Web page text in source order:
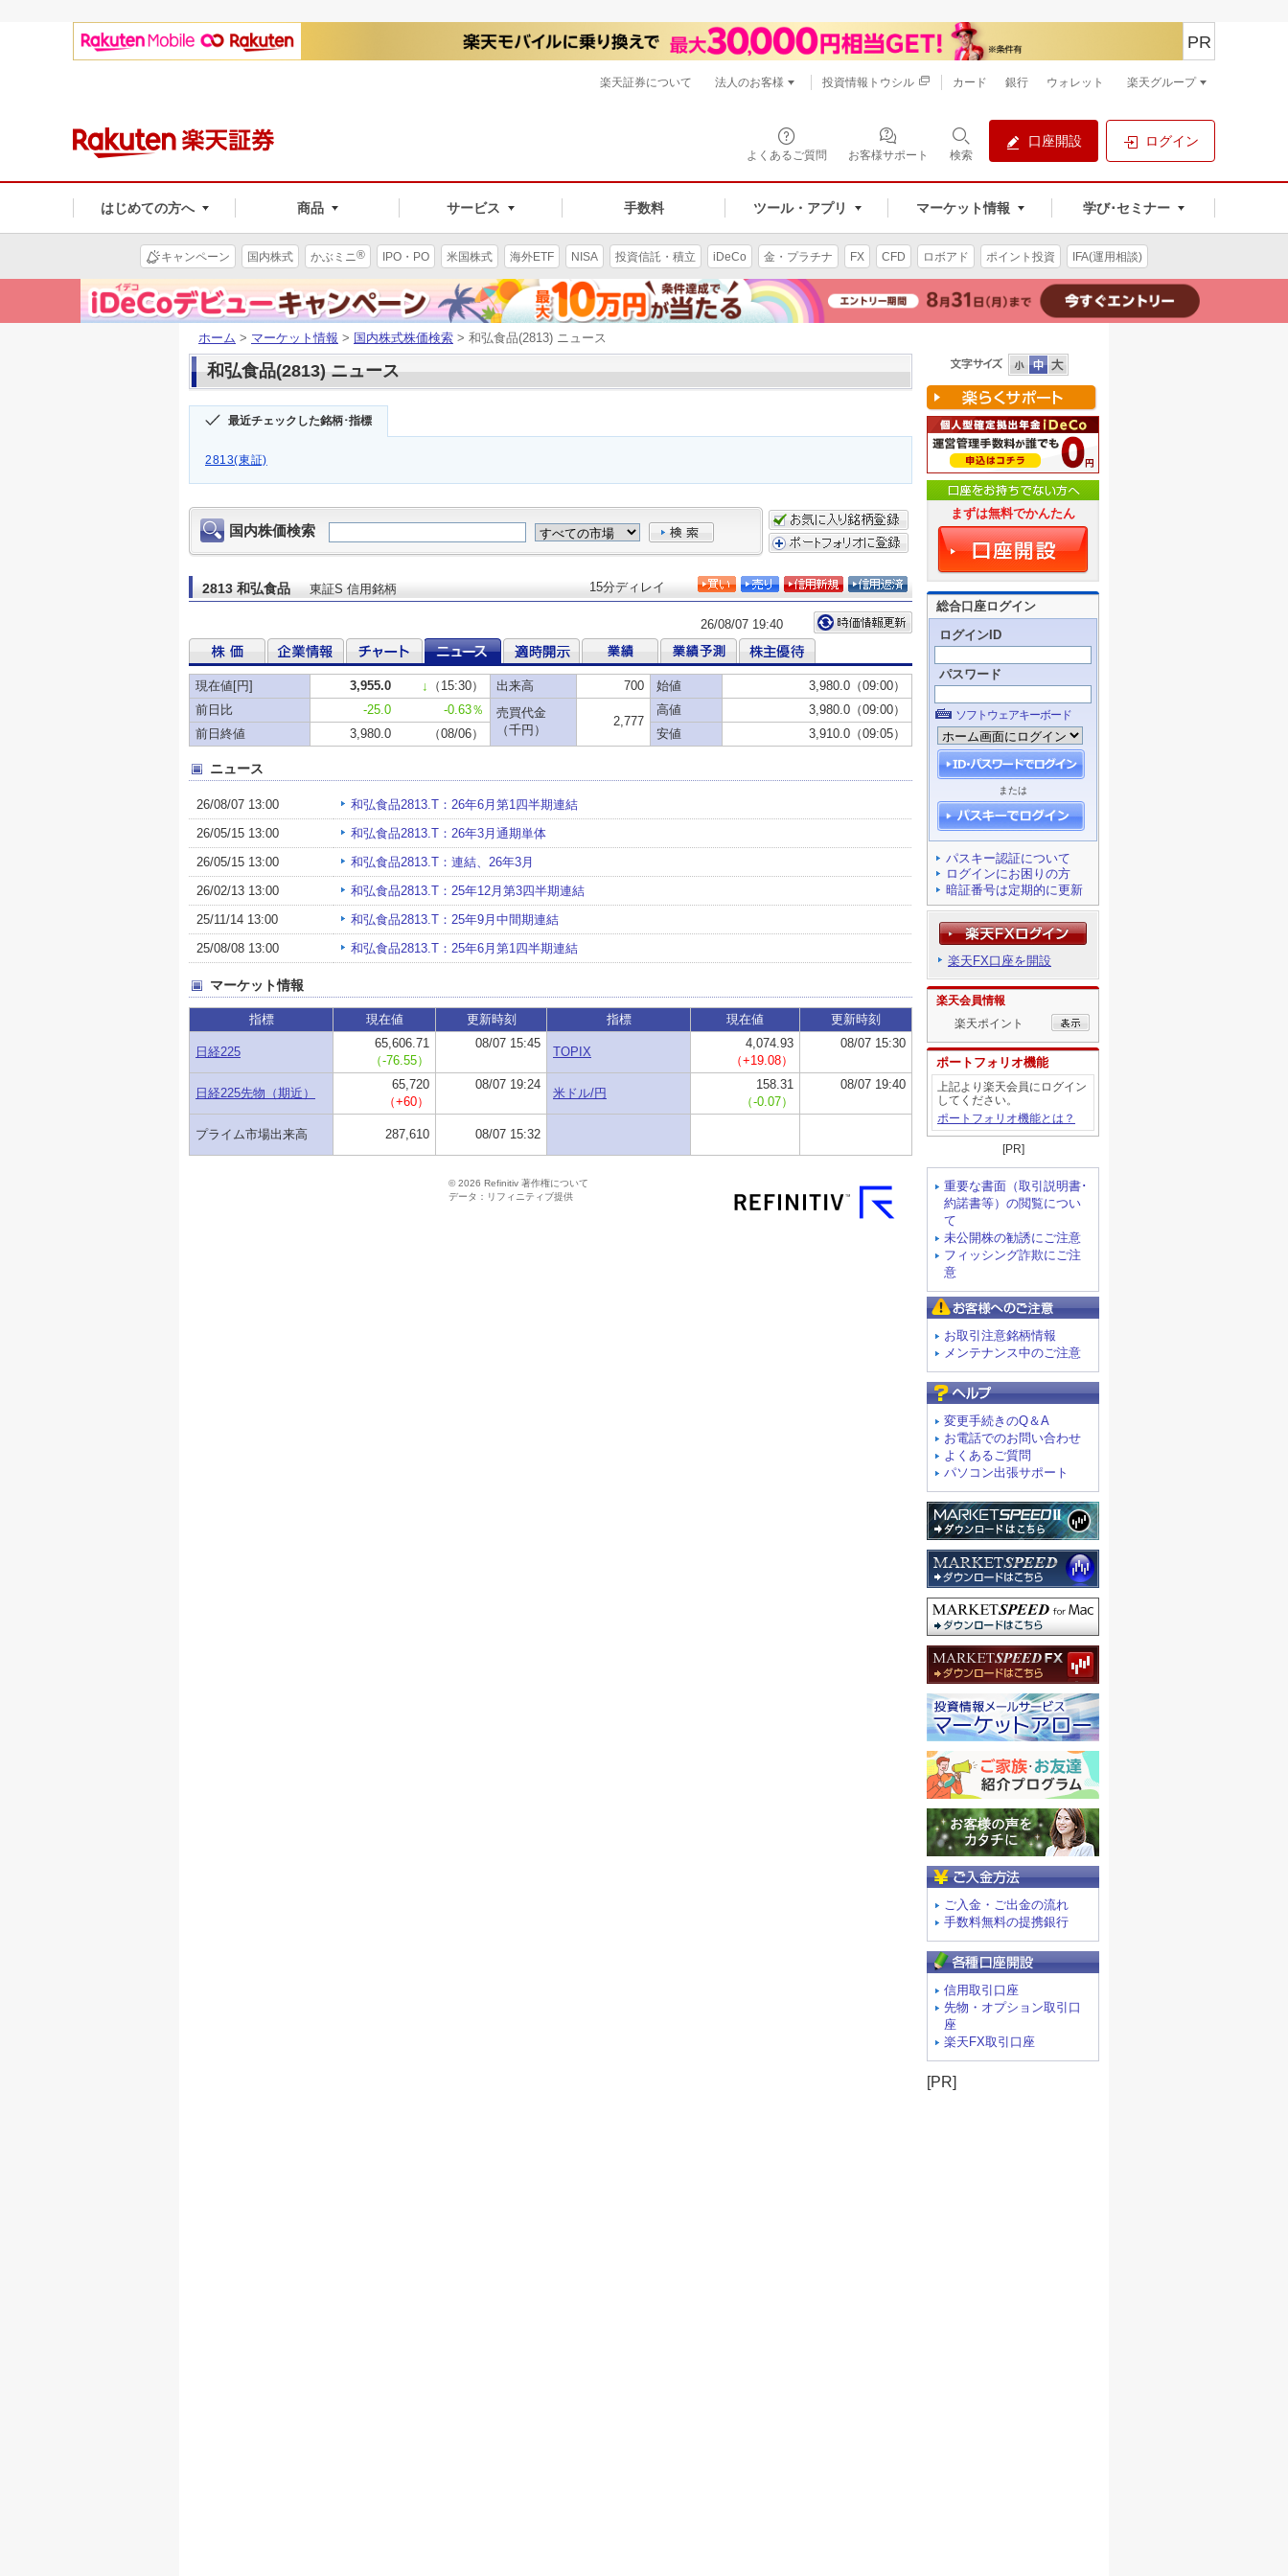
よくあるご質問 お客様サポート 検索
口座開設 ログイン
はじめての方へ 商品 サービス 手数料 ツール・アプリ マーケット情報 学び･セミナー
PR
楽天証券について 法人のお客様 投資情報トウシル カード 銀行 ウォレット 楽天グループ
キャンペーン 国内株式 かぶミニ® IPO・PO 米国株式 海外ETF NISA 投資信託・積立 iDeCo 金・プラチナ FX CFD ロボアド ポイント投資 IFA(運用相談)
ホーム > マーケット情報 > 国内株式株価検索 > 和弘食品(2813) ニュース
和弘食品(2813) ニュース
最近チェックした銘柄･指標
2813(東証)
まずは無料でかんたん
総合口座ログイン
ログインID
パスワード
ソフトウェアキーボード
または
パスキー認証について
ログインにお困りの方
暗証番号は定期的に更新
楽天FX口座を開設
楽天会員情報
楽天ポイント
ポートフォリオ機能
上記より楽天会員にログイン
してください。
ポートフォリオ機能とは？
[PR]
重要な書面（取引説明書･
約諾書等）の閲覧につい
て
未公開株の勧誘にご注意
フィッシング詐欺にご注
意
お取引注意銘柄情報
メンテナンス中のご注意
変更手続きのQ＆A
お電話でのお問い合わせ
よくあるご質問
パソコン出張サポート
ご入金・ご出金の流れ
手数料無料の提携銀行
信用取引口座
先物・オプション取引口
座
楽天FX取引口座
[PR]